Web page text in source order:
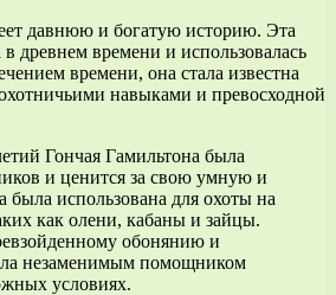
давнюю и богатую историю. Эта
древнем времени и использовалась
времени, она стала известна
навыками и превосходной
Гончая Гамильтона была
и ценится за свою умную и
использована для охоты на
как олени, кабаны и зайцы.
обонянию и
незаменимым помощником
условиях.